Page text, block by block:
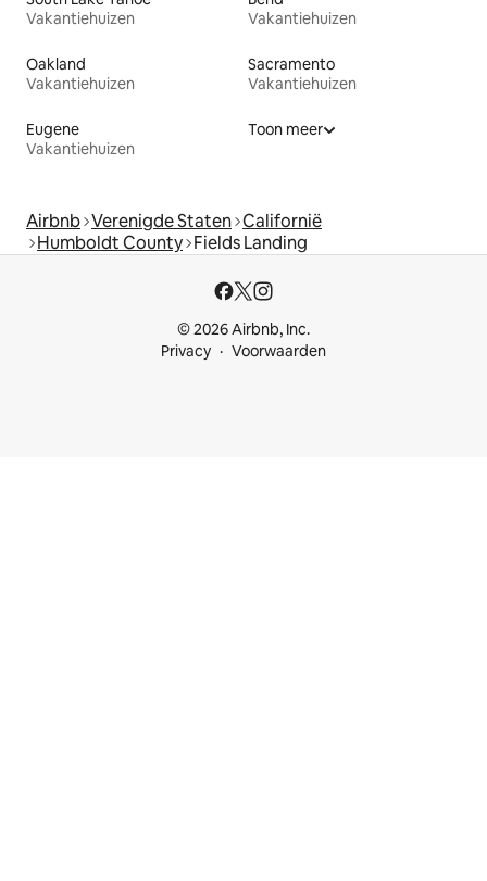
Vakantiehuizen
Vakantiehuizen
Oakland
Vakantiehuizen
Sacramento
Vakantiehuizen
Eugene
Vakantiehuizen
Toon meer
Airbnb Verenigde Staten Californië
Humboldt County Fields Landing
© 2026 Airbnb, Inc.
Privacy
Voorwaarden